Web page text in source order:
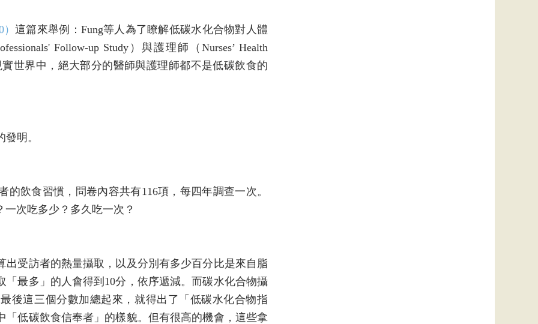
）這篇來舉例：Fung等人為了瞭解低碳水化合物對人體
Follow-up Study）與護理師（Nurses’ Health
世界中，絕大部分的醫師與護理師都不是低碳飲食的
明。
飲食習慣，問卷內容共有116項，每四年調查一次。
次吃多少？多久吃一次？
受訪者的熱量攝取，以及分別有多少百分比是來自脂
最多」的人會得到10分，依序遞減。而碳水化合物攝
後這三個分數加總起來，就得出了「低碳水化合物指
低碳飲食信奉者」的樣貌。但有很高的機會，這些拿